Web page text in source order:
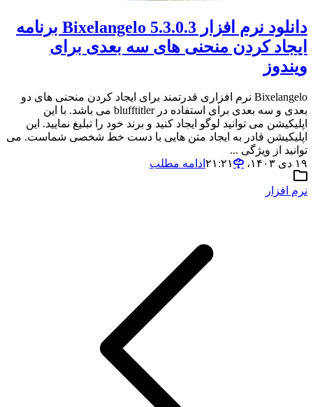
دانلود نرم افزار Bixelangelo 5.3.0.3 برنامه
ایجاد کردن منحنی های سه بعدی برای
ویندوز
Bixelangelo نرم افزاری قدرتمند برای ایجاد کردن منحنی های دو
بعدی و سه بعدی برای استفاده در blufftitler می باشد. با این
اپلیکیشن می توانید لوگو ایجاد کنید و برند خود را تبلیغ نمایید. این
اپلیکیشن قادر به ایجاد متن هایی با دست خط شخصی شماست. می
توانید از ویژگی ...
۱۹ دی ۱۴۰۳،‏ ۲۱:۲۱
ادامه مطلب
نرم افزار